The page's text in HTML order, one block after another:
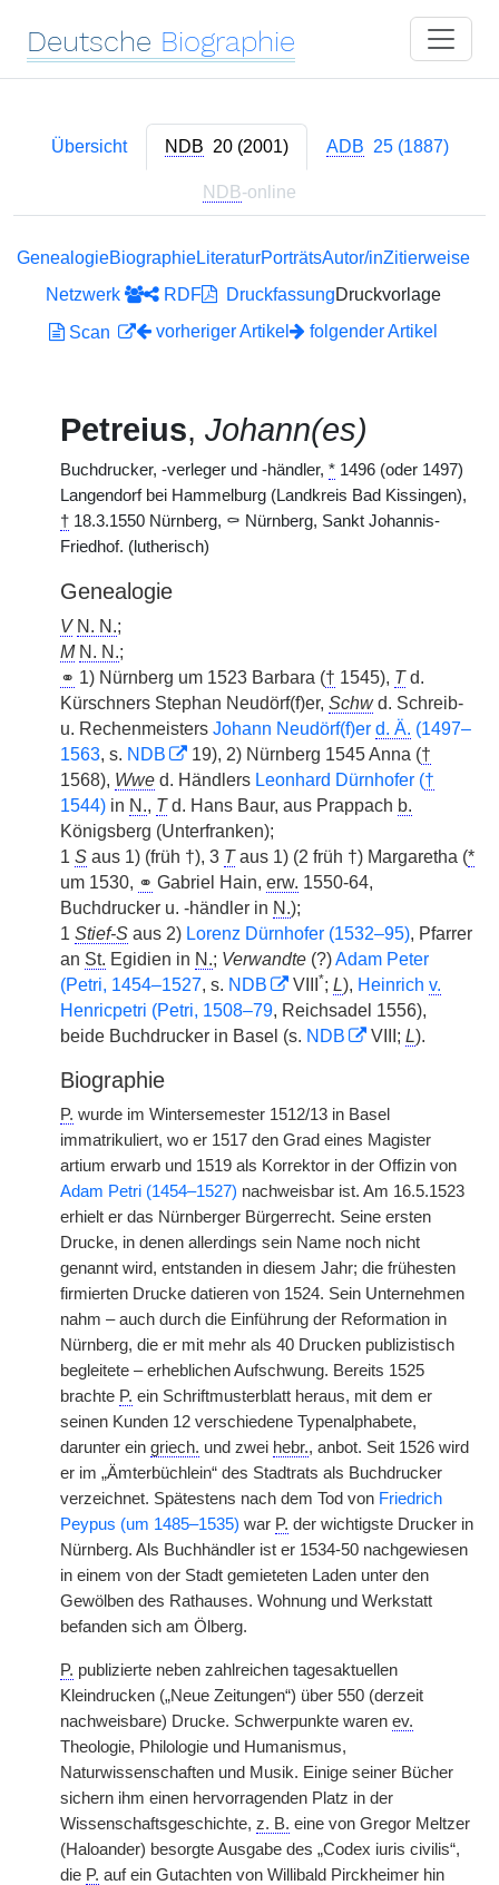
Deutsche Biographie
Übersicht NDB 20 (2001) ADB 25 (1887)
NDB-online
GenealogieBiographieLiteraturPorträtsAutor/inZitierweise
Netzwerk
RDF DruckfassungDruckvorlage
Scan
vorheriger Artikel folgender Artikel
Petreius, Johann(es)
Buchdrucker, -verleger und -händler, * 1496 (oder 1497)
Langendorf bei Hammelburg (Landkreis Bad Kissingen),
† 18.3.1550 Nürnberg, ⚰ Nürnberg, Sankt Johannis-
Friedhof. (lutherisch)
Genealogie
V N. N.;
M N. N.;
⚭ 1) Nürnberg um 1523 Barbara († 1545), Td.
Kürschners Stephan Neudörf(f)er, Schwd. Schreib-
u. Rechenmeisters Johann Neudörf(f)er d. Ä. (1497–
1563, s. NDB 19), 2) Nürnberg 1545 Anna (†
1568), Wwe d. Händlers Leonhard Dürnhofer (†
1544) in N., Td. Hans Baur, aus Prappach b.
Königsberg (Unterfranken);
1 S aus 1) (früh †), 3 Taus 1) (2 früh †) Margaretha (*
um 1530, ⚭ Gabriel Hain, erw. 1550-64,
Buchdrucker u. -händler in N.);
1 Stief-S aus 2) Lorenz Dürnhofer (1532–95), Pfarrer
an St. Egidien in N.; Verwandte (?)Adam Peter
(Petri, 1454–1527, s. NDB VIII *; L), Heinrich v.
Henricpetri (Petri, 1508–79, Reichsadel 1556),
beide Buchdrucker in Basel (s. NDB VIII; L).
Biographie
P. wurde im Wintersemester 1512/13 in Basel
immatrikuliert, wo er 1517 den Grad eines Magister
artium erwarb und 1519 als Korrektor in der Offizin von
Adam Petri (1454–1527) nachweisbar ist. Am 16.5.1523
erhielt er das Nürnberger Bürgerrecht. Seine ersten
Drucke, in denen allerdings sein Name noch nicht
genannt wird, entstanden in diesem Jahr; die frühesten
firmierten Drucke datieren von 1524. Sein Unternehmen
nahm – auch durch die Einführung der Reformation in
Nürnberg, die er mit mehr als 40 Drucken publizistisch
begleitete – erheblichen Aufschwung. Bereits 1525
brachte P. ein Schriftmusterblatt heraus, mit dem er
seinen Kunden 12 verschiedene Typenalphabete,
darunter ein griech. und zwei hebr., anbot. Seit 1526 wird
er im „Ämterbüchlein“ des Stadtrats als Buchdrucker
verzeichnet. Spätestens nach dem Tod von Friedrich
Peypus (um 1485–1535) war P. der wichtigste Drucker in
Nürnberg. Als Buchhändler ist er 1534-50 nachgewiesen
in einem von der Stadt gemieteten Laden unter den
Gewölben des Rathauses. Wohnung und Werkstatt
befanden sich am Ölberg.
P. publizierte neben zahlreichen tagesaktuellen
Kleindrucken („Neue Zeitungen“) über 550 (derzeit
nachweisbare) Drucke. Schwerpunkte waren ev.
Theologie, Philologie und Humanismus,
Naturwissenschaften und Musik. Einige seiner Bücher
sichern ihm einen hervorragenden Platz in der
Wissenschaftsgeschichte, z. B. eine von Gregor Meltzer
(Haloander) besorgte Ausgabe des „Codex iuris civilis“,
die P. auf ein Gutachten von Willibald Pirckheimer hin